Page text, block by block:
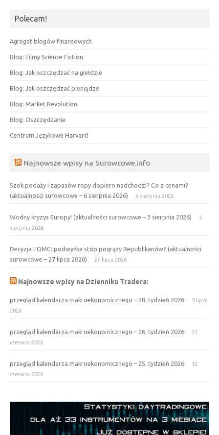
Polecam!
Agregat blogów finansowych
Blog: Filmy Science Fiction
Blog: Jak oszczędzać na giełdzie
Blog: Jak oszczędzać pieniądze
Blog: Market Revolution
Blog: Oszczędzanie
Centrum Językowe Harvard
Najnowsze wpisy na Surowcowe.info
Szok podaży i zapasów ropy dopiero nadchodzi? Co z cenami?
(aktualności surowcowe – 6 sierpnia 2026)
6 sierpnia 2026
Wodny kryzys Europy! (aktualności surowcowe – 3 sierpnia 2026)
3
sierpnia 2026
Decyzja FOMC: podwyżka stóp pogrąży Republikanów? (aktualności
surowcowe – 27 lipca 2026)
27 lipca 2026
Najnowsze wpisy na Dzienniku Tradera:
przegląd kalendarza makroekonomicznego – 28. tydzień 2026
5 lipca
2026
przegląd kalendarza makroekonomicznego – 26. tydzień 2026
21
czerwca 2026
przegląd kalendarza makroekonomicznego – 25. tydzień 2026
12
czerwca 2026